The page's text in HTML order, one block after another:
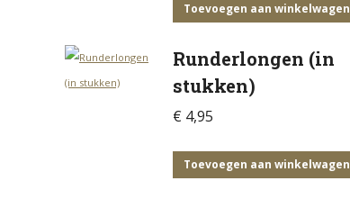
Toevoegen aan winkelwagen
Runderlongen (in
stukken)
€ 4,95
Toevoegen aan winkelwagen